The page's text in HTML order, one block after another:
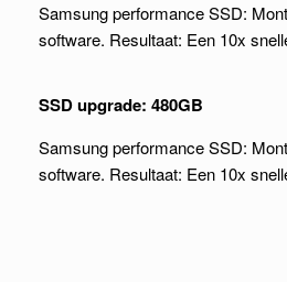
Samsung performance SSD:
software. Resultaat: Een 10x
SSD upgrade: 480GB
Samsung performance SSD:
software. Resultaat: Een 10x